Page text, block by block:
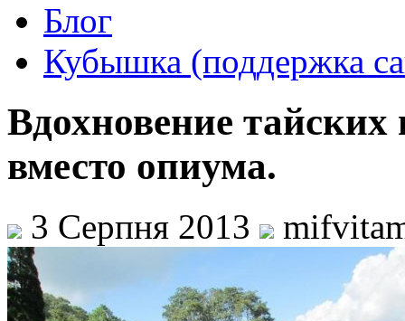
Блог
Кубышка (поддержка
Вдохновение
вместо опиума.
3 Серпня 2013